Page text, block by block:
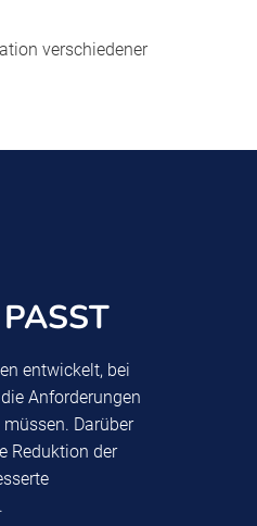
verschiedener
entwickelt, bei
Anforderungen
Darüber
Reduktion der